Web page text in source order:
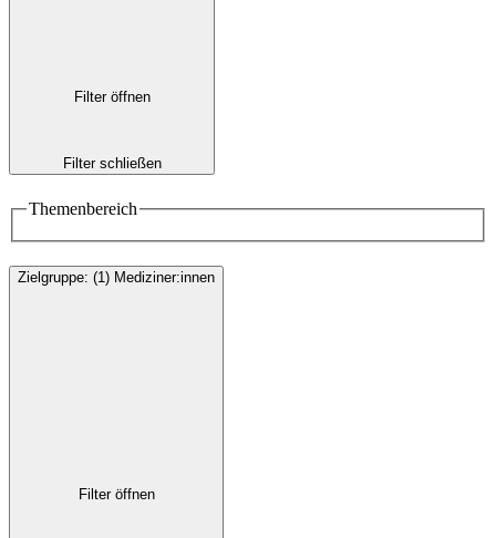
Filter öffnen
Filter schließen
Themenbereich
Zielgruppe: (1) Mediziner:innen
Filter öffnen